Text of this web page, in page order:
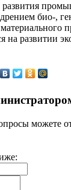
био-,
на развитии
можете